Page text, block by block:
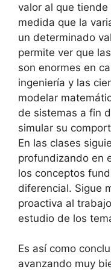
valor al que
medida que la
un determinado
permite ver que
son enormes en
ingeniería y las
modelar
de sistemas a fin
simular su
En las clases
profundizando en
los conceptos
diferencial. Sigue
proactiva al
estudio de los
Es así como
avanzando muy